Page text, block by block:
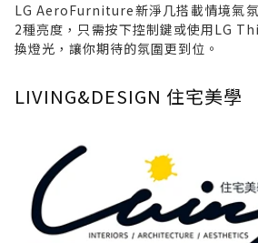
LG AeroFurniture新淨几搭載情境氣
2種亮度，只需按下控制鍵或使用LG
換燈光，讓你期待的氛圍更到位。
LIVING&DESIGN 住宅美學